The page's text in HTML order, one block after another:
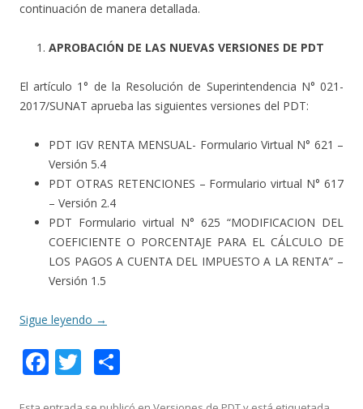
continuación de manera detallada.
APROBACIÓN DE LAS NUEVAS VERSIONES DE PDT
El artículo 1° de la Resolución de Superintendencia N° 021-
2017/SUNAT aprueba las siguientes versiones del PDT:
PDT IGV RENTA MENSUAL- Formulario Virtual N° 621 –
Versión 5.4
PDT OTRAS RETENCIONES – Formulario virtual N° 617
– Versión 2.4
PDT Formulario virtual N° 625 “MODIFICACION DEL
COEFICIENTE O PORCENTAJE PARA EL CÁLCULO DE
LOS PAGOS A CUENTA DEL IMPUESTO A LA RENTA” –
Versión 1.5
Sigue leyendo →
F T